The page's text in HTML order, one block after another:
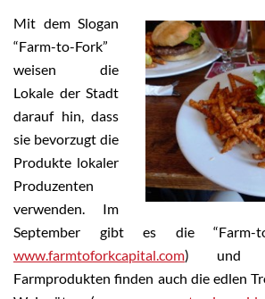
Mit dem Slogan
“Farm-to-Fork”
weisen die
Lokale der Stadt
darauf hin, dass
sie bevorzugt die
Produkte lokaler
Produzenten
verwenden. Im
September gibt es die “Farm-
www.farmtoforkcapital.com) und
Farmprodukten finden auch die edlen